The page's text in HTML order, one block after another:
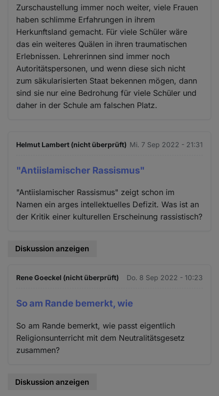
Zurschaustellung immer noch weiter, viele Frauen
haben schlimme Erfahrungen in ihrem
Herkunftsland gemacht. Für viele Schüler wäre
das ein weiteres Quälen in ihren traumatischen
Erlebnissen. Lehrerinnen sind immer noch
Autoritätspersonen, und wenn diese sich nicht
zum säkularisierten Staat bekennen mögen, dann
sind sie nur eine Bedrohung für viele Schüler und
daher in der Schule am falschen Platz.
Helmut Lambert (nicht überprüft) Mi. 7 Sep 2022 - 21:31
"Antiislamischer Rassismus"
"Antiislamischer Rassismus" zeigt schon im
Namen ein arges intellektuelles Defizit. Was ist an
der Kritik einer kulturellen Erscheinung rassistisch?
Diskussion anzeigen
Rene Goeckel (nicht überprüft) Do. 8 Sep 2022 - 10:23
So am Rande bemerkt, wie
So am Rande bemerkt, wie passt eigentlich
Religionsunterricht mit dem Neutralitätsgesetz
zusammen?
Diskussion anzeigen